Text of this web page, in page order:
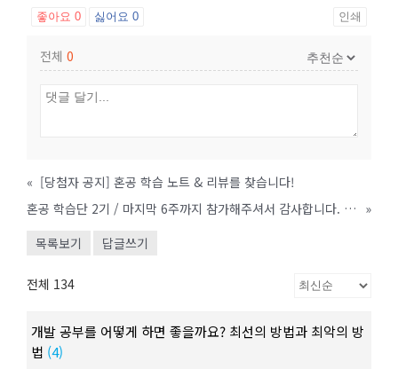
좋아요 0 싫어요 0 인쇄
전체 0
« [당첨자 공지] 혼공 학습 노트 & 리뷰를 찾습니다!
혼공 학습단 2기 / 마지막 6주까지 참가해주셔서 감사합니다. (우수학습자 명단) »
목록보기
답글쓰기
전체 134
개발 공부를 어떻게 하면 좋을까요? 최선의 방법과 최악의 방
법 (4)